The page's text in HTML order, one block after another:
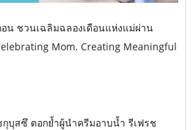
อน ชวนเฉลิมฉลองเดือนแห่งแม่ผ่าน
Mom. Creating Meaningful
บุสซึ ตอกย้ำผู้นำครีมอาบน้ำ รีเฟรช